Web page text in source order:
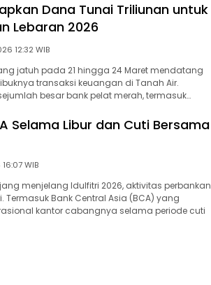
Dana Tunai Triliunan untuk
Lebaran 2026
Minggu, 15 Mar 2026 12:32 WIB
jatuh pada 21 hingga 24 Maret mendatang
transaksi keuangan di Tanah Air.
besar bank pelat merah, termasuk…
Selama Libur dan Cuti Bersama
Rabu, 11 Mar 2026 16:07 WIB
menjelang Idulfitri 2026, aktivitas perbankan
Bank Central Asia (BCA) yang
kantor cabangnya selama periode cuti